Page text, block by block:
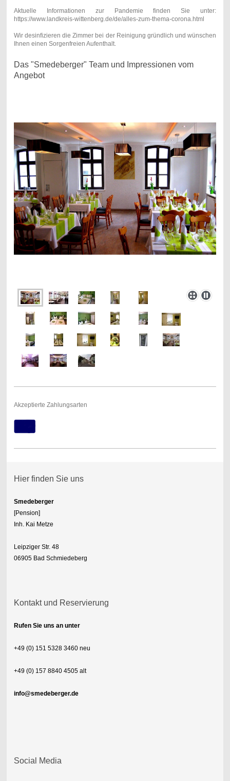
Aktuelle Informationen zur Pandemie finden Sie unter:
https://www.landkreis-wittenberg.de/de/alles-zum-thema-corona.html
Wir desinfizieren die Zimmer bei der Reinigung gründlich und wünschen
Ihnen einen Sorgenfreien Aufenthalt.
Das "Smedeberger" Team und Impressionen vom
Angebot
Akzeptierte Zahlungsarten
Hier finden Sie uns
Smedeberger
[Pension]
Inh. Kai Metze
Leipziger Str. 48
06905 Bad Schmiedeberg
Kontakt und Reservierung
Rufen Sie uns an unter
+49 (0) 151 5328 3460 neu
+49 (0) 157 8840 4505 alt
info@smedeberger.de
Social Media